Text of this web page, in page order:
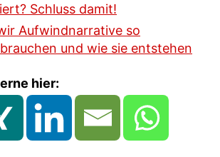
Schluss damit!
Aufwindnarrative so
und wie sie entstehen
hier: